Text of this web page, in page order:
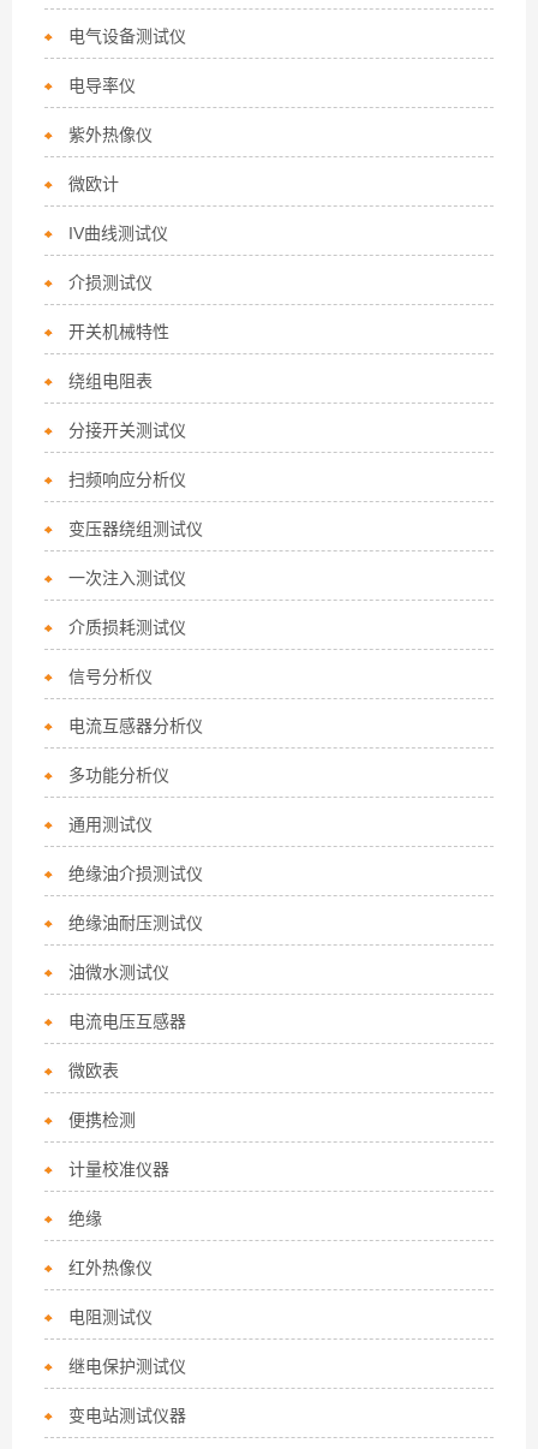
电气设备测试仪
电导率仪
紫外热像仪
微欧计
IV曲线测试仪
介损测试仪
开关机械特性
绕组电阻表
分接开关测试仪
扫频响应分析仪
变压器绕组测试仪
一次注入测试仪
介质损耗测试仪
信号分析仪
电流互感器分析仪
多功能分析仪
通用测试仪
绝缘油介损测试仪
绝缘油耐压测试仪
油微水测试仪
电流电压互感器
微欧表
便携检测
计量校准仪器
绝缘
红外热像仪
电阻测试仪
继电保护测试仪
变电站测试仪器